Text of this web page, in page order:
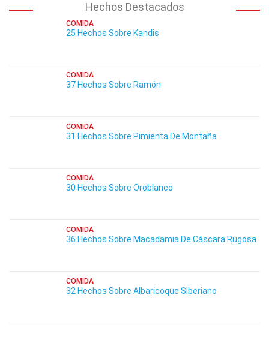
Hechos Destacados
COMIDA
25 Hechos Sobre Kandis
COMIDA
37 Hechos Sobre Ramón
COMIDA
31 Hechos Sobre Pimienta De Montaña
COMIDA
30 Hechos Sobre Oroblanco
COMIDA
36 Hechos Sobre Macadamia De Cáscara Rugosa
COMIDA
32 Hechos Sobre Albaricoque Siberiano